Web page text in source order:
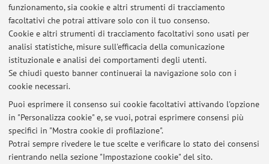
funzionamento, sia cookie e altri strumenti di tracciamento
facoltativi che potrai attivare solo con il tuo consenso.
Cookie e altri strumenti di tracciamento facoltativi sono usati per
analisi statistiche, misure sull'efficacia della comunicazione
istituzionale e analisi dei comportamenti degli utenti.
Se chiudi questo banner continuerai la navigazione solo con i
cookie necessari.
Puoi esprimere il consenso sui cookie facoltativi attivando l'opzione
in "Personalizza cookie" e, se vuoi, potrai esprimere consensi più
specifici in "Mostra cookie di profilazione".
Potrai sempre rivedere le tue scelte e verificare lo stato dei consensi
rientrando nella sezione "Impostazione cookie" del sito.
Al momento non sono presenti avvisi.
Area riservata
Accedi tramiteloginper gestire tutti i contenuti del sito.
© 2026 - ALMA MATER STUDIORUM - Università di Bologna - Via
Zamboni, 33 - 40126 Bologna - Partita IVA: 01131710376
Privacy| Note legali| Impostazioni Cookie